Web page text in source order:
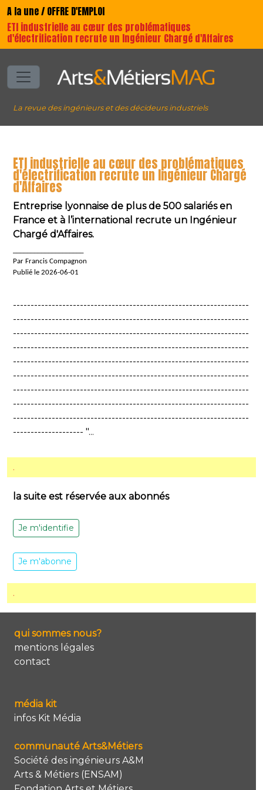
A la une / OFFRE D'EMPLOI
ETI industrielle au cœur des problématiques
d'électrification recrute un Ingénieur Chargé d'Affaires
La revue des ingénieurs et des décideurs industriels
ETI industrielle au cœur des problématiques
d'électrification recrute un Ingénieur Chargé
d'Affaires
Entreprise lyonnaise de plus de 500 salariés en
France et à l’international recrute un Ingénieur
Chargé d'Affaires.
Par Francis Compagnon
Publié le 2026-06-01
-------------------------------------------------------------------
-------------------------------------------------------------------
-------------------------------------------------------------------
-------------------------------------------------------------------
-------------------------------------------------------------------
-------------------------------------------------------------------
-------------------------------------------------------------------
-------------------------------------------------------------------
-------------------------------------------------------------------
-------------------- "...
.
la suite est réservée aux abonnés
Je m'identifie
Je m'abonne
.
qui sommes nous?
mentions légales
contact
média kit
infos Kit Média
communauté Arts&Métiers
Société des ingénieurs A&M
Arts & Métiers (ENSAM)